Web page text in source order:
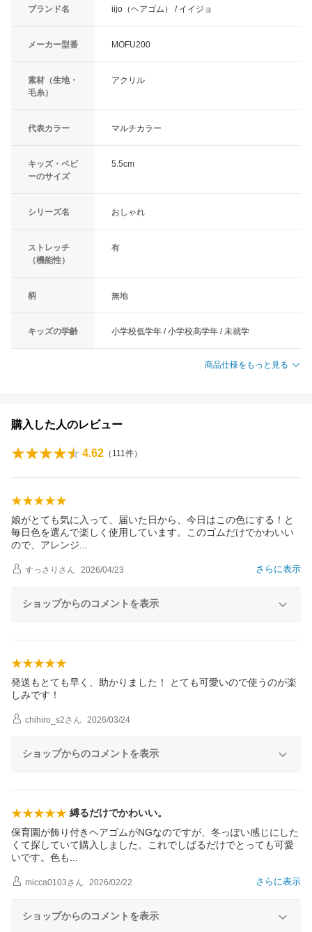
ブランド名 iijo（ヘアゴム） / イイジョ
メーカー型番 MOFU200
素材（生地・
毛糸）
アクリル
代表カラー マルチカラー
キッズ・ベビ
ーのサイズ
5.5cm
シリーズ名 おしゃれ
ストレッチ
（機能性）
有
柄 無地
キッズの学齢 小学校低学年 / 小学校高学年 / 未就学
商品仕様をもっと見る
購入した人のレビュー
4.62 （ 111 件）
娘がとても気に入って、届いた日から、今日はこの色にする！と
毎日色を選んで楽しく使用しています。このゴムだけでかわいい
ので、アレンジ
さらに表示
すっさり さん 2026/04/23
ショップからのコメントを表示
発送もとても早く、助かりました！ とても可愛いので使うのが楽
しみです！
chihiro_s2さん 2026/03/24
ショップからのコメントを表示
縛るだけでかわいい。
保育園が飾り付きヘアゴムがNGなのですが、冬っぽい感じにした
くて探していて購入しました。これでしばるだけでとっても可愛
いです。色も
さらに表示
micca0103さん 2026/02/22
ショップからのコメントを表示